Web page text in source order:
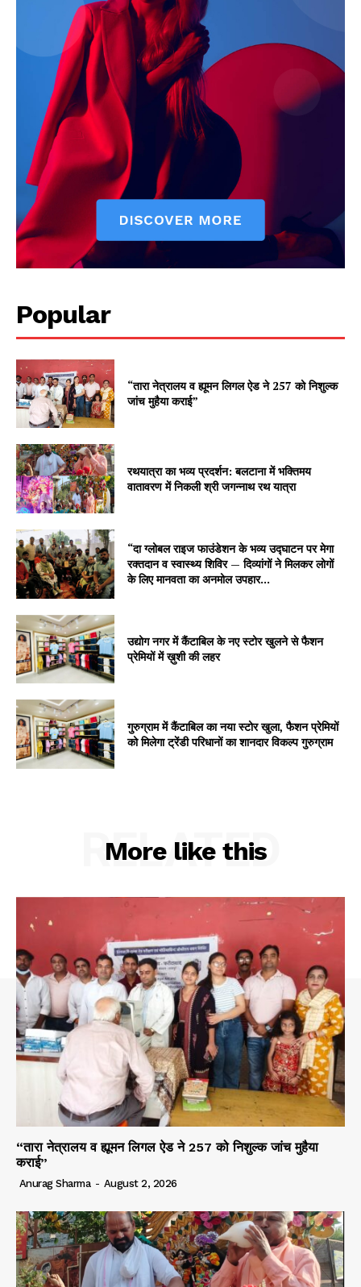
Popular
“तारा नेत्रालय व ह्यूमन लिगल ऐड ने 257 को निशुल्क
जांच मुहैया कराई”
रथयात्रा का भव्य प्रदर्शन: बलटाना में भक्तिमय
वातावरण में निकली श्री जगन्नाथ रथ यात्रा
“दा ग्लोबल राइज फाउंडेशन के भव्य उद्घाटन पर मेगा
रक्तदान व स्वास्थ्य शिविर — दिव्यांगों ने मिलकर लोगों
के लिए मानवता का अनमोल उपहार...
उद्योग नगर में कैंटाबिल के नए स्टोर खुलने से फैशन
प्रेमियों में ख़ुशी की लहर
गुरुग्राम में कैंटाबिल का नया स्टोर खुला, फैशन प्रेमियों
को मिलेगा ट्रेंडी परिधानों का शानदार विकल्प गुरुग्राम
More like this
RELATED
“तारा नेत्रालय व ह्यूमन लिगल ऐड ने 257 को निशुल्क जांच मुहैया
कराई”
Anurag Sharma - August 2, 2026